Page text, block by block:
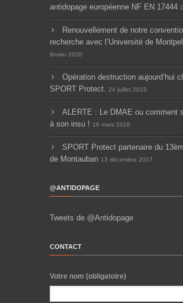
antidopage européenne NF EN 17444
Renouvellement de notre
recherche avec l’Université de
février 2020
Opération destruction aujourd’hui
SPORT Protect.
24 juillet 2019
ALERTE : Le DMAE ou comment
à son insu ! 16 mars 2018
SPORT Protect partenaire du
de Montauban 13 décembre 2017
@ANTIDOPAGE
Tweets de @Antidopage
CONTACT
Votre nom (obligatoire)